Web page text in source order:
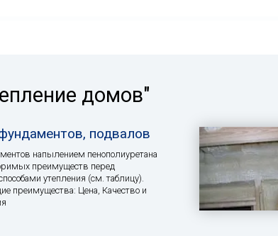
домов"
подвалов
напылением пенополиуретана
преимуществ перед
утепления (см. таблицу).
преимущества: Цена, Качество и